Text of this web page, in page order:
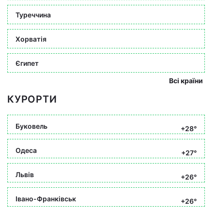
Туреччина
Хорватія
Єгипет
Всі країни
КУРОРТИ
Буковель +28°
Одеса +27°
Львів +26°
Івано-Франківськ +26°